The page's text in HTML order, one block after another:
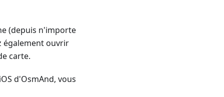
(depuis n'importe
également ouvrir
carte.
d'OsmAnd, vous